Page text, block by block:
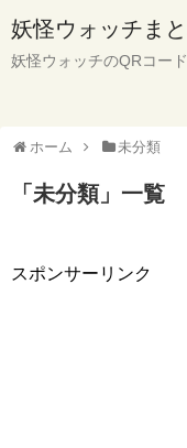
妖怪ウォッチま
妖怪ウォッチのQRコー
ホーム 未分類
「 未分類」 一覧
スポンサーリンク